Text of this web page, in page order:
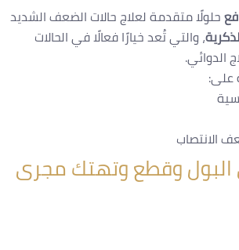
حلولًا متقدمة لعلاج حالات الضعف الشديد
، والتي تُعد خيارًا فعالًا في الحالات
الدوائي.
على:
الانتصاب
وقطع وتهتك مجرى